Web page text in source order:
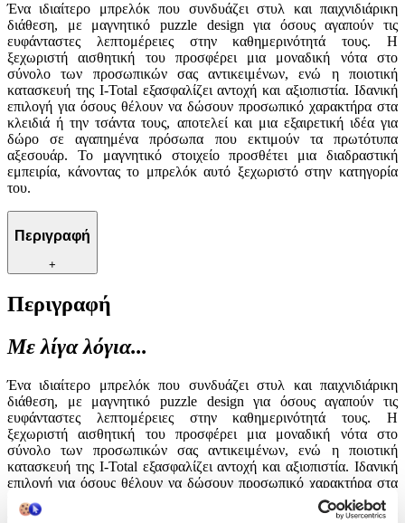
Ένα ιδιαίτερο μπρελόκ που συνδυάζει στυλ και παιχνιδιάρικη
διάθεση, με μαγνητικό puzzle design για όσους αγαπούν τις
ευφάνταστες λεπτομέρειες στην καθημερινότητά τους. Η
ξεχωριστή αισθητική του προσφέρει μια μοναδική νότα στο
σύνολο των προσωπικών σας αντικειμένων, ενώ η ποιοτική
κατασκευή της I-Total εξασφαλίζει αντοχή και αξιοπιστία. Ιδανική
επιλογή για όσους θέλουν να δώσουν προσωπικό χαρακτήρα στα
κλειδιά ή την τσάντα τους, αποτελεί και μια εξαιρετική ιδέα για
δώρο σε αγαπημένα πρόσωπα που εκτιμούν τα πρωτότυπα
αξεσουάρ. Το μαγνητικό στοιχείο προσθέτει μια διαδραστική
εμπειρία, κάνοντας το μπρελόκ αυτό ξεχωριστό στην κατηγορία
του.
Περιγραφή
+
Περιγραφή
Με λίγα λόγια...
Ένα ιδιαίτερο μπρελόκ που συνδυάζει στυλ και παιχνιδιάρικη
διάθεση, με μαγνητικό puzzle design για όσους αγαπούν τις
ευφάνταστες λεπτομέρειες στην καθημερινότητά τους. Η
ξεχωριστή αισθητική του προσφέρει μια μοναδική νότα στο
σύνολο των προσωπικών σας αντικειμένων, ενώ η ποιοτική
κατασκευή της I-Total εξασφαλίζει αντοχή και αξιοπιστία. Ιδανική
επιλογή για όσους θέλουν να δώσουν προσωπικό χαρακτήρα στα
κλειδιά ή την τσάντα τους, αποτελεί και μια εξαιρετική ιδέα για
δώρο σε αγαπημένα πρόσωπα που εκτιμούν τα πρωτότυπα